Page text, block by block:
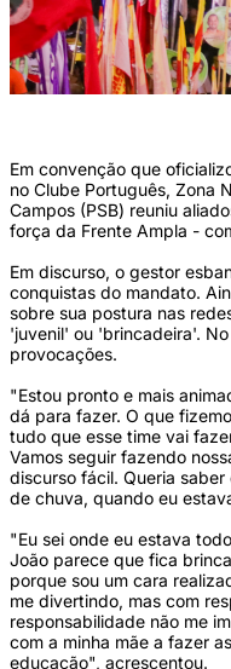
Em convenção que
no Clube Português, Zona
Campos (PSB) reuniu
força da Frente Ampla -
Em discurso, o gestor
conquistas do mandato.
sobre sua postura nas
'juvenil' ou 'brincadeira'.
provocações.
"Estou pronto e mais
dá para fazer. O que
tudo que esse time vai
Vamos seguir fazendo
discurso fácil. Queria
de chuva, quando eu
"Eu sei onde eu estava
João parece que fica
porque sou um cara
me divertindo, mas com
responsabilidade não me
com a minha mãe a fazer
educação", acrescentou.